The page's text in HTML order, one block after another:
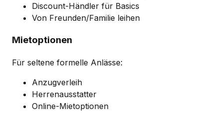
Discount-Händler für Basics
Von Freunden/Familie leihen
Mietoptionen
Für seltene formelle Anlässe:
Anzugverleih
Herrenausstatter
Online-Mietoptionen